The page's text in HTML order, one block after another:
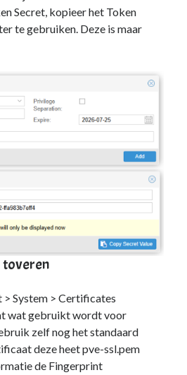
Secret, kopieer het Token
te gebruiken. Deze is maar
toveren
System > Certificates
wat gebruikt wordt voor
zelf nog het standaard
deze heet pve-ssl.pem
de Fingerprint